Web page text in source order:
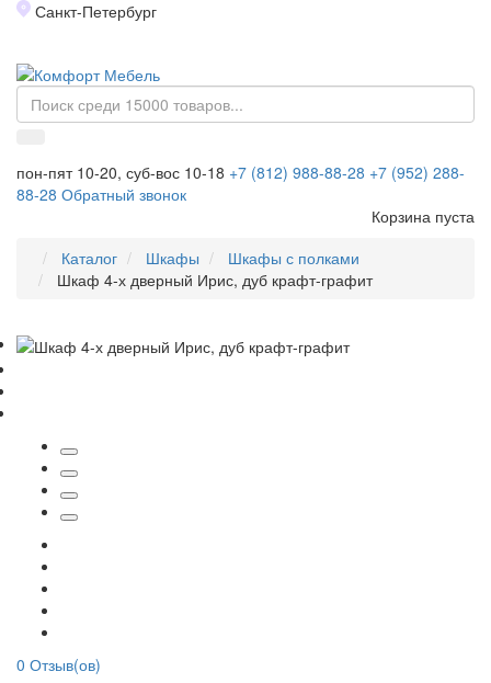
Санкт-Петербург
пон-пят 10-20, суб-вос 10-18 +7 (812) 988-88-28 +7 (952) 288-
88-28 Обратный звонок
Корзина пуста
Каталог
Шкафы
Шкафы с полками
Шкаф 4-х дверный Ирис, дуб крафт-графит
0 Отзыв(ов)